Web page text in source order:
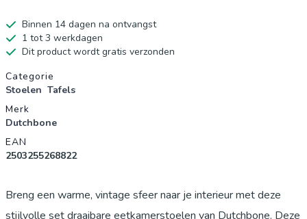
Binnen 14 dagen na ontvangst
1 tot 3 werkdagen
Dit product wordt gratis verzonden
Productgegevens
Categorie
Stoelen Tafels
Merk
Dutchbone
EAN
2503255268822
Breng een warme, vintage sfeer naar je interieur met deze
stijlvolle set draaibare eetkamerstoelen van Dutchbone. Deze